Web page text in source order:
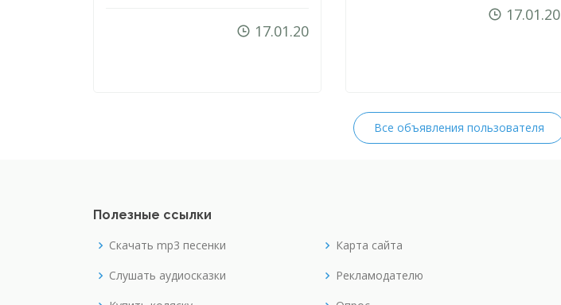
17.01.20
17.01.20
Все объявления пользователя
Полезные ссылки
Скачать mp3 песенки
Слушать аудиосказки
Карта сайта
Рекламодателю